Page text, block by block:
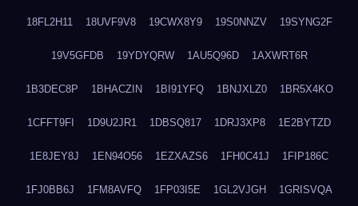
18FL2H11 18UVF9V8 19CWX8Y9 19S0NNZV 19SYNG2F
19V5GFDB 19YDYQRW 1AU5Q96D 1AXWRT6R
1B3DEC8P 1BHACZIN 1BI91YFQ 1BNJXLZ0 1BR5X4KO
1CFFT9FI 1D9U2JR1 1DBSQ817 1DRJ3XP8 1E2BYTZD
1E8JEY8J 1EN94O56 1EZXAZS6 1FH0C41J 1FIP186C
1FJ0BB6J 1FM8AVFQ 1FP03I5E 1GL2VJGH 1GRISVQA